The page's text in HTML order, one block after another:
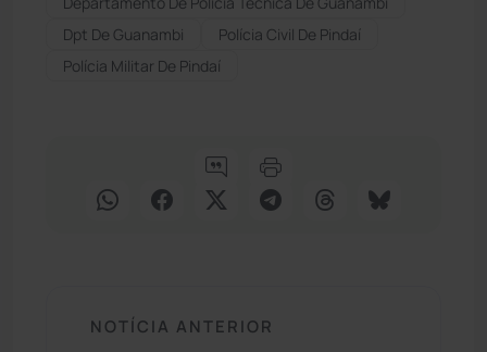
Dpt De Guanambi
Polícia Civil De Pindaí
Polícia Militar De Pindaí
NOTÍCIA ANTERIOR